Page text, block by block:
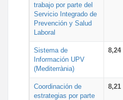
trabajo por parte del
Servicio Integrado de
Prevención y Salud
Laboral
Sistema de
Información UPV
(Mediterrània)
8,24
Coordinación de
estrategias por parte
8,21